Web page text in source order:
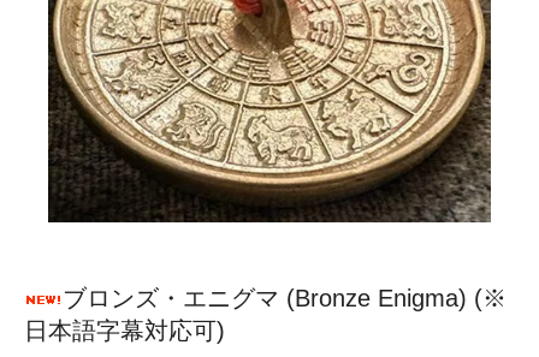
ブロンズ・エニグマ (Bronze Enigma) (※
日本語字幕対応可)